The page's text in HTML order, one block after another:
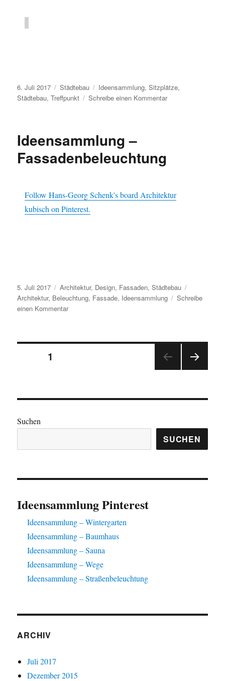
Veröffentlicht
am
6. Juli 2017 Kategorien
Städtebau Schlagwörter
Ideensammlung,Sitzplätze,
Städtebau,Treffpunkt Schreibe einen Kommentarzu
Ideensammlung –
Fassadenbeleuchtung
Follow Hans-Georg Schenk's board Architektur
kubisch on Pinterest.
Veröffentlicht
am
5. Juli 2017 Kategorien
Architektur, Design, Fassaden,Städtebau
Architektur, Beleuchtung, Fassade, Ideensammlung
Schreibe
einen Kommentarzu
Fassadenbeleuchtung
Seitennummerierung
Beiträge
1
E
Suchen
SUCHEN
Ideensammlung Pinterest
Ideensammlung – Wintergarten
Ideensammlung – Baumhaus
Ideensammlung – Sauna
Ideensammlung – Wege
Ideensammlung – Straßenbeleuchtung
ARCHIV
Juli 2017
Dezember 2015